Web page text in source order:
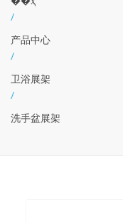
/
产品中心
/
卫浴展架
/
洗手盆展架